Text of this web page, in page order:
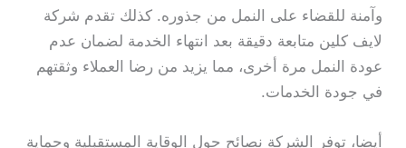
وآمنة للقضاء على النمل من جذوره. كذلك تقدم شركة
لايف كلين متابعة دقيقة بعد انتهاء الخدمة لضمان عدم
عودة النمل مرة أخرى، مما يزيد من رضا العملاء وثقتهم
في جودة الخدمات.
أيضا، توفر الشركة نصائح حول الوقاية المستقبلية وحماية